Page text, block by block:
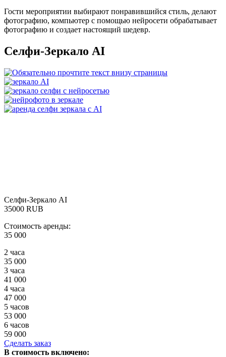
Гости мероприятии выбирают понравившийся стиль, делают
фотографию, компьютер с помощью нейросети обрабатывает
фотографию и создает настоящий шедевр.
Селфи-Зеркало AI
Селфи-Зеркало AI
35000 RUB
Стоимость аренды:
35 000
2 часа
35 000
3 часа
41 000
4 часа
47 000
5 часов
53 000
6 часов
59 000
Сделать заказ
В стоимость включено: